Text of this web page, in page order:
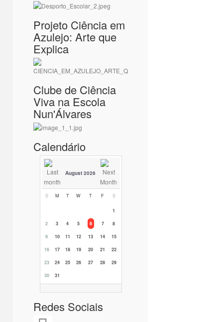
Projeto Ciência em
Azulejo: Arte que
Explica
Clube de Ciência
Viva na Escola
Nun'Álvares
Calendário
August 2026
S M T W T F S
1
2
3 4 5 6 7
8
9
10 11 12 13 14
15
16
17 18 19 20 21
22
23
24 25 26 27 28
29
30
31
Redes Sociais